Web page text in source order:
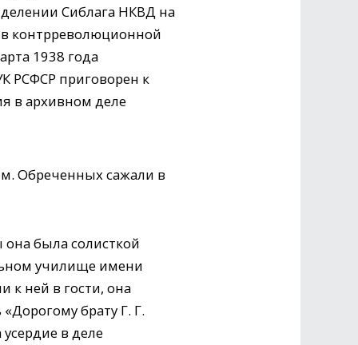
Сиблага НКВД на
контрреволюционной
1938 года
РСФСР приговорен к
в архивном деле
Обреченных сажали в
была солисткой
училище имени
к ней в гости, она
брату Г. Г.
в деле